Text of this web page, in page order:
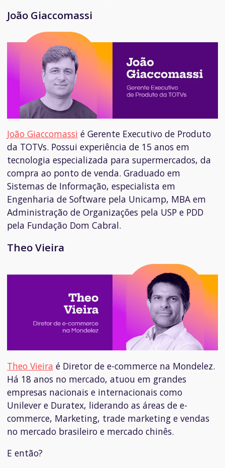
João Giaccomassi
João Giaccomassi é Gerente Executivo de Produto
da TOTVs. Possui experiência de 15 anos em
tecnologia especializada para supermercados, da
compra ao ponto de venda. Graduado em
Sistemas de Informação, especialista em
Engenharia de Software pela Unicamp, MBA em
Administração de Organizações pela USP e PDD
pela Fundação Dom Cabral.
Theo Vieira
Theo Vieira é Diretor de e-commerce na Mondelez.
Há 18 anos no mercado, atuou em grandes
empresas nacionais e internacionais como
Unilever e Duratex, liderando as áreas de e-
commerce, Marketing, trade marketing e vendas
no mercado brasileiro e mercado chinês.
E então?